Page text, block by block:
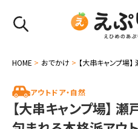
HOME > おでかけ > 【大串キャンプ場
アウトドア・自然
【大串キャンプ場】